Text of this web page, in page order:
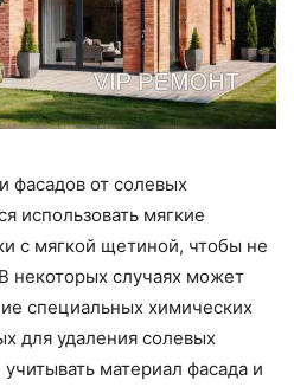
фасадов от солевых
использовать мягкие
с мягкой щетиной, чтобы не
некоторых случаях может
специальных химических
для удаления солевых
материал фасада и